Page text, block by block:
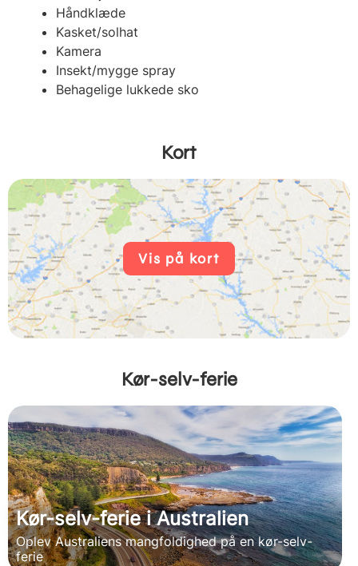
Håndklæde
Kasket/solhat
Kamera
Insekt/mygge spray
Behagelige lukkede sko
Kort
Vis på kort
Kør-selv-ferie
Kør-selv-ferie i Australien
Oplev Australiens mangfoldighed på en kør-selv-
ferie